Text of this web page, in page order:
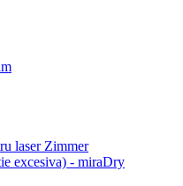
laser Zimmer
excesiva) - miraDry